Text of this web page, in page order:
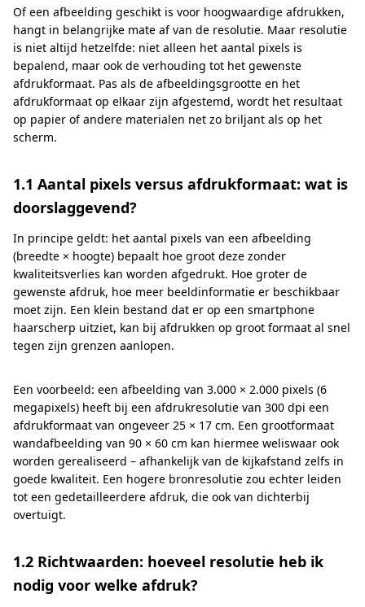
Of een afbeelding geschikt is voor hoogwaardige afdrukken,
hangt in belangrijke mate af van de resolutie. Maar resolutie
is niet altijd hetzelfde: niet alleen het aantal pixels is
bepalend, maar ook de verhouding tot het gewenste
afdrukformaat. Pas als de afbeeldingsgrootte en het
afdrukformaat op elkaar zijn afgestemd, wordt het resultaat
op papier of andere materialen net zo briljant als op het
scherm.
1.1 Aantal pixels versus afdrukformaat: wat is
doorslaggevend?
In principe geldt: het aantal pixels van een afbeelding
(breedte × hoogte) bepaalt hoe groot deze zonder
kwaliteitsverlies kan worden afgedrukt. Hoe groter de
gewenste afdruk, hoe meer beeldinformatie er beschikbaar
moet zijn. Een klein bestand dat er op een smartphone
haarscherp uitziet, kan bij afdrukken op groot formaat al snel
tegen zijn grenzen aanlopen.
Een voorbeeld: een afbeelding van 3.000 × 2.000 pixels (6
megapixels) heeft bij een afdrukresolutie van 300 dpi een
afdrukformaat van ongeveer 25 × 17 cm. Een grootformaat
wandafbeelding van 90 × 60 cm kan hiermee weliswaar ook
worden gerealiseerd – afhankelijk van de kijkafstand zelfs in
goede kwaliteit. Een hogere bronresolutie zou echter leiden
tot een gedetailleerdere afdruk, die ook van dichterbij
overtuigt.
1.2 Richtwaarden: hoeveel resolutie heb ik
nodig voor welke afdruk?